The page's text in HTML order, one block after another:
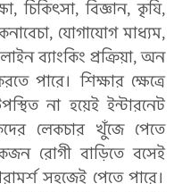
চিকিৎসা, বিজ্ঞান, কৃষি,
যোগাযোগ মাধ্যম,
ব্যাংকিং প্রক্রিয়া, অন
পারে। শিক্ষার ক্ষেত্রে
না হয়েই ইন্টারনেট
লেকচার খুঁজে পেতে
রোগী বাড়িতে বসেই
সহজেই পেতে পারে।